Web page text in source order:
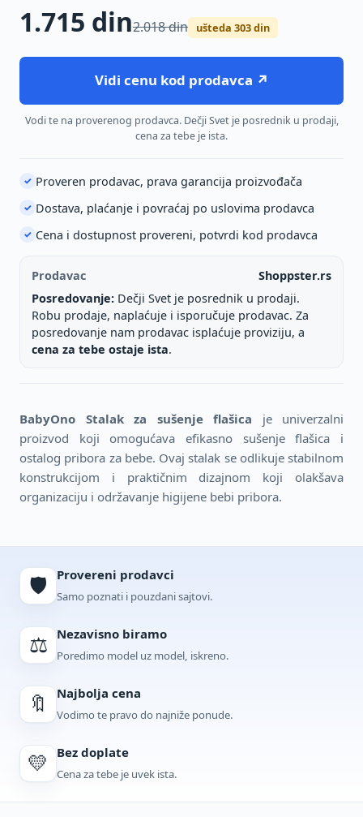
1.715 din2.018 din ušteda 303 din
Vidi cenu kod prodavca ↗
Vodi te na proverenog prodavca. Dečji Svet je posrednik u prodaji,
cena za tebe je ista.
✓ Proveren prodavac, prava garancija proizvođača
✓ Dostava, plaćanje i povraćaj po uslovima prodavca
✓ Cena i dostupnost provereni, potvrdi kod prodavca
Prodavac
Shoppster.rs
Posredovanje: Dečji Svet je posrednik u prodaji.
Robu prodaje, naplaćuje i isporučuje prodavac. Za
posredovanje nam prodavac isplaćuje proviziju, a
cena za tebe ostaje ista.
BabyOno Stalak za sušenje flašica je univerzalni
proizvod koji omogućava efikasno sušenje flašica i
ostalog pribora za bebe. Ovaj stalak se odlikuje stabilnom
konstrukcijom i praktičnim dizajnom koji olakšava
organizaciju i održavanje higijene bebi pribora.
🛡️ Provereni prodavci
Samo poznati i pouzdani sajtovi.
⚖️ Nezavisno biramo
Poredimo model uz model, iskreno.
🔖 Najbolja cena
Vodimo te pravo do najniže ponude.
💛 Bez doplate
Cena za tebe je uvek ista.